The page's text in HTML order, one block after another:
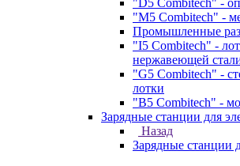
"D5 Combitech" -
"M5 Combitech" -
Промышленные
"I5 Combitech" -
нержавеющей
"G5 Combitech" -
лотки
"B5 Combitech" -
Зарядные станции для
Назад
Зарядные станции